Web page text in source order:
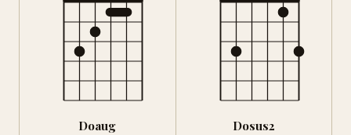
Doaug Dosus2